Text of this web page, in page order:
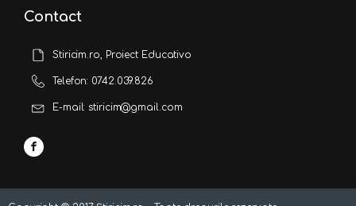
Contact
Stiricim.ro, Proiect Educativo
Telefon: 0742.039.826
E-mail: stiricim@gmail.com